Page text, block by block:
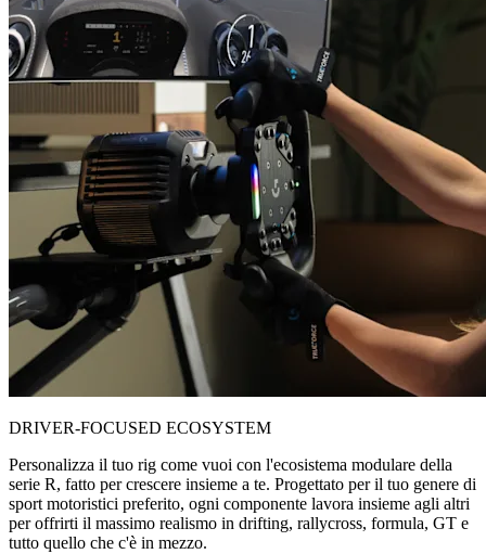
DRIVER-FOCUSED ECOSYSTEM
Personalizza il tuo rig come vuoi con l'ecosistema modulare della
serie R, fatto per crescere insieme a te. Progettato per il tuo genere di
sport motoristici preferito, ogni componente lavora insieme agli altri
per offrirti il massimo realismo in drifting, rallycross, formula, GT e
tutto quello che c'è in mezzo.